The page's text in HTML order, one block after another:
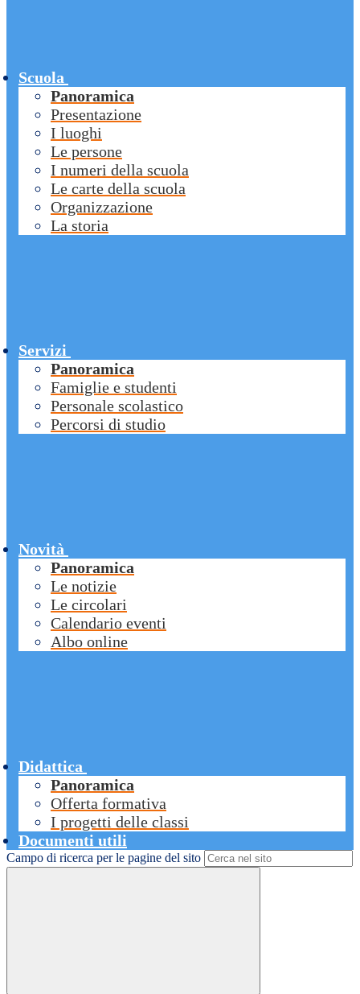
Scuola
Panoramica
Presentazione
I luoghi
Le persone
I numeri della scuola
Le carte della scuola
Organizzazione
La storia
Servizi
Panoramica
Famiglie e studenti
Personale scolastico
Percorsi di studio
Novità
Panoramica
Le notizie
Le circolari
Calendario eventi
Albo online
Didattica
Panoramica
Offerta formativa
I progetti delle classi
Documenti utili
Campo di ricerca per le pagine del sito